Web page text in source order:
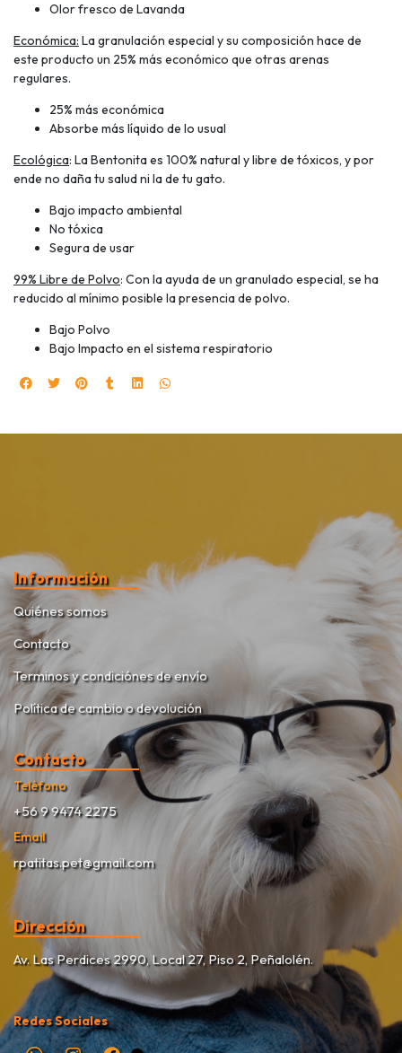
Olor fresco de Lavanda
Económica: La granulación especial y su composición hace de
este producto un 25% más económico que otras arenas
regulares.
25% más económica
Absorbe más líquido de lo usual
Ecológica: La Bentonita es 100% natural y libre de tóxicos, y por
ende no daña tu salud ni la de tu gato.
Bajo impacto ambiental
No tóxica
Segura de usar
99% Libre de Polvo: Con la ayuda de un granulado especial, se ha
reducido al mínimo posible la presencia de polvo.
Bajo Polvo
Bajo Impacto en el sistema respiratorio
Información
Quiénes somos
Contacto
Terminos y condiciónes de envío
Política de cambio o devolución
Contacto
Teléfono
+56 9 9474 2275
Email
rpatitas.pet@gmail.com
Dirección
Av. Las Perdices 2990, Local 27, Piso 2, Peñalolén.
Redes Sociales